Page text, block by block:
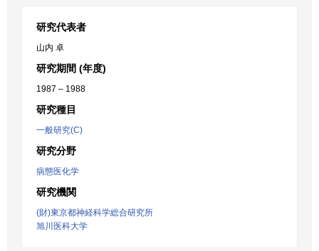
研究代表者
山内 卓
研究期間 (年度)
1987 – 1988
研究種目
一般研究(C)
研究分野
病態医化学
研究機関
(財)東京都神経科学総合研究所
旭川医科大学